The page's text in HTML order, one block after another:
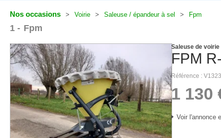
Nos occasions Voirie Saleuse / épandeur à sel Fpm
1 Fpm
FPM
Saleuse de voirie
Référence V1323
1 130
Voir l'annonce